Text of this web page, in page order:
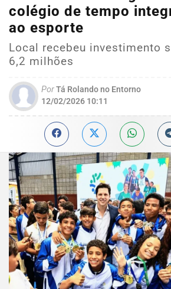
colégio de tempo
ao esporte
Local recebeu investimento
6,2 milhões
PorTá Rolando no Entorno
12/02/2026 10:11